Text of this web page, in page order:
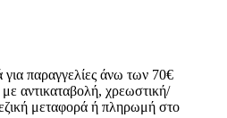
παραγγελίες άνω των 70€
αντικαταβολή, χρεωστική/
μεταφορά ή πληρωμή στο